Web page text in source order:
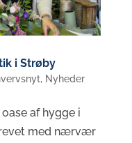
i Strøby
, Nyheder
af hygge i
med nærvær